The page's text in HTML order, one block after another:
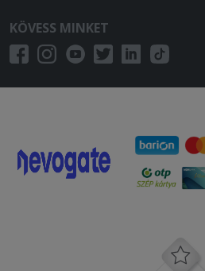
KÖVESS MINKET